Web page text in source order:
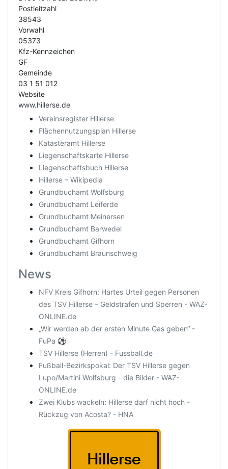
Postleitzahl
38543
Vorwahl
05373
Kfz-Kennzeichen
GF
Gemeinde
03 1 51 012
Website
www.hillerse.de
Vereinsregister Hillerse
Flächennutzungsplan Hillerse
Katasteramt Hillerse
Liegenschaftskarte Hillerse
Liegenschaftsbuch Hillerse
Hillerse – Wikipedia
Grundbuchamt Wolfsburg
Grundbuchamt Leiferde
Grundbuchamt Meinersen
Grundbuchamt Barwedel
Grundbuchamt Gifhorn
Grundbuchamt Braunschweig
News
NFV Kreis Gifhorn: Hartes Urteil gegen Personen
des TSV Hillerse – Geldstrafen und Sperren - WAZ-
ONLINE.de
„Wir werden ab der ersten Minute Gas geben“ -
FuPa ⚽️
TSV Hillerse (Herren) - Fussball.de
Fußball-Bezirkspokal: Der TSV Hillerse gegen
Lupo/Martini Wolfsburg - die Bilder - WAZ-
ONLINE.de
Zwei Klubs wackeln: Hillerse darf nicht hoch –
Rückzug von Acosta? - HNA